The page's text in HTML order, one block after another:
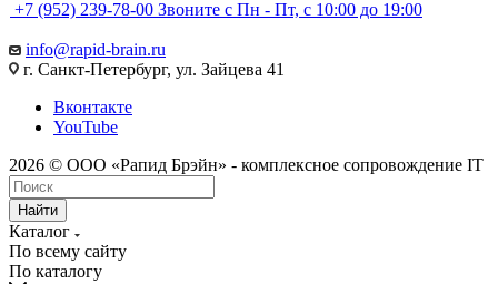
+7 (952) 239-78-00 Звоните с Пн - Пт, с 10:00 до 19:00
info@rapid-brain.ru
г. Санкт-Петербург, ул. Зайцева 41
Вконтакте
YouTube
2026 © ООО «Рапид Брэйн» - комплексное сопровождение IT
Найти
Каталог
По всему сайту
По каталогу